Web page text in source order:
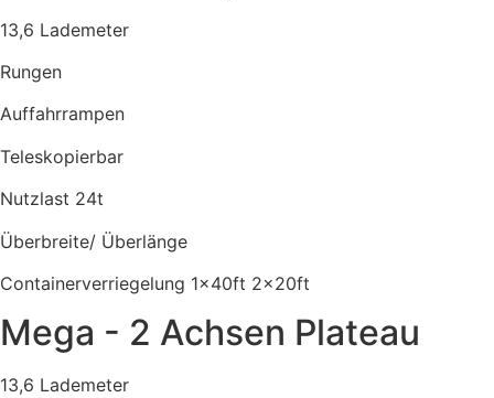
13,6 Lademeter
Rungen
Auffahrrampen
Teleskopierbar
Nutzlast 24t
Überbreite/ Überlänge
Containerverriegelung 1x40ft 2x20ft
Mega - 2 Achsen Plateau
13,6 Lademeter